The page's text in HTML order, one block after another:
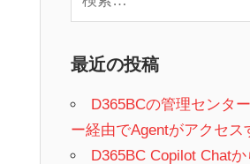
索:
最近の投稿
D365BCの管理センタ
ー経由でAgentがアクセス
D365BC Copilot Chat